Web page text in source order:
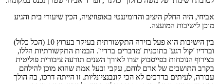
אביחי, היה החלק היציב והדומיננטי באופוזיציה, הכין שיעורי בית והגיע
מוכן לישיבות המועצה.
בין הישיבות הוא פעל בזירה התקשורתית בעיקר בערוץ 10 (הכל כלול)
וברדיו 'קול רגע' בתוכנית 'מדברים ברדיו'. הבמות התקשורתיות הללו,
בצירוף הנוכחות בפייסבוק יצרו לאורך השנים תודעה ציבורית פוליטית
בקרב התושבים של אדם לוחם, עקבי ובעל אמת שהוא מוכן להילחם
עבורה, לעיתים בדרכים לא הכי קונבנציונליות. זו הייתה דרכו, בה הולך